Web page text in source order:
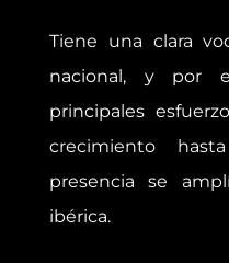
Tiene una clara
nacional, y por
principales
crecimiento
presencia se
ibérica.